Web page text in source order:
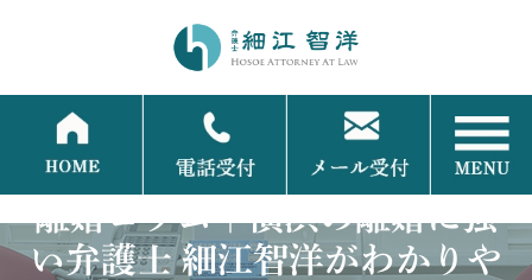
離婚コラム｜横浜の離婚に強
い弁護士 細江智洋がわかりや